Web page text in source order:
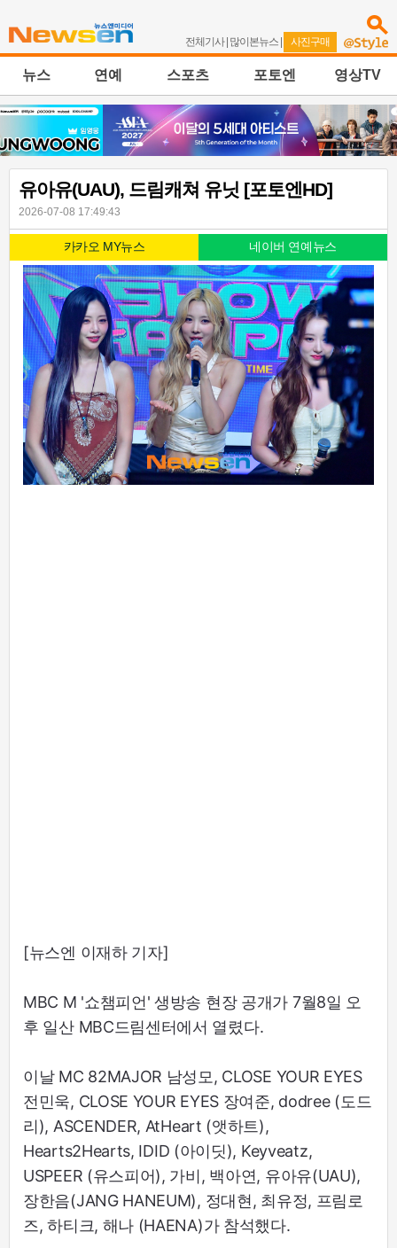
전체기사| 많이본뉴스 | 사진구매
뉴스 연예 스포츠 포토엔 영상TV
유아유(UAU), 드림캐쳐 유닛 [포토엔HD]
2026-07-08 17:49:43
카카오 MY뉴스 네이버 연예뉴스
[뉴스엔 이재하 기자]
MBC M '쇼챔피언' 생방송 현장 공개가 7월8일 오
후 일산 MBC드림센터에서 열렸다.
이날 MC 82MAJOR 남성모, CLOSE YOUR EYES
전민욱, CLOSE YOUR EYES 장여준, dodree (도드
리), ASCENDER, AtHeart (앳하트),
Hearts2Hearts, IDID (아이딧), Keyveatz,
USPEER (유스피어), 가비, 백아연, 유아유(UAU),
장한음(JANG HANEUM), 정대현, 최유정, 프림로
즈, 하티크, 해나 (HAENA)가 참석했다.